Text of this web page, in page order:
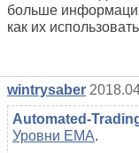
больше
как их
wintrysaber
Automated-
Уровни EMA.